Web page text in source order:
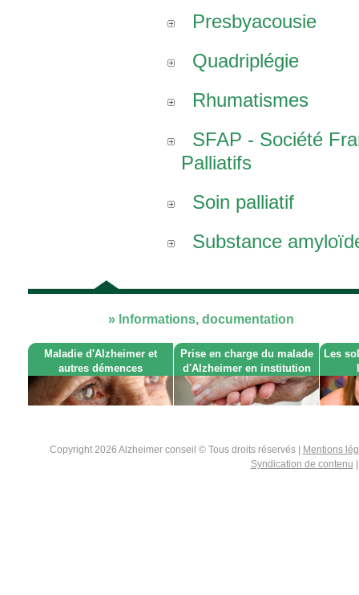
Presbyacousie
Quadriplégie
Rhumatismes
SFAP - Société
Palliatifs
Soin palliatif
Substance
» Informations, documentation
Maladie d'Alzheimer et
autres démences
Prise en charge du malade
d'Alzheimer en institution
Les
Copyright 2026 Alzheimer conseil © Tous droits réservés |
Mentions
Syndication de contenu